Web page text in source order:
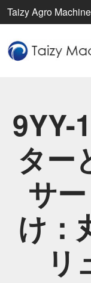
Taizy Agro
9YY-
ター
サ
け：
リ